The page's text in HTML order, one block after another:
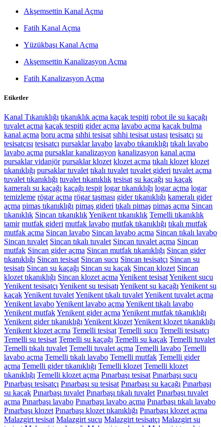
Akşemsettin Kanal Açma
Fatih Kanal Açma
Yüzükbaşı Kanal Açma
Akşemsettin Kanalizasyon Açma
Fatih Kanalizasyon Açma
Etiketler
Kanal Tıkanıklığı tıkanıklık açma kaçak tespiti robot ile su kaçağı
tuvalet açma kaçak tespiti gider açma lavabo açma kaçak bulma
kanal açma boru açma sıhhi tesisat sıhhi tesisat ustası tesisatçı su
tesisatçısı tesisatçı pursaklar lavabo lavabo tıkanıklığı tıkalı lavabo
lavabo açma pursaklar kanalizasyon kanalizasyon kanal açma
pursaklar vidanjör pursaklar klozet klozet açma tıkalı klozet klozet
tıkanıklığı pursaklar tuvalet tıkalı tuvalet tuvalet gideri tuvalet açma
tuvalet tıkanıklığı tuvalet tıkanıklık tesisat su kaçağı su kaçak
kameralı su kaçağı kaçağı tespit logar tıkanıklığı logar açma logar
temizleme rögar açma rögar taşması gider tıkanıklığı kameralı gider
açma pimaş tıkanıklığı pimaş gideri tıkalı pimaş pimaş açma Sincan
tıkanıklık Sincan tıkanıklıkYenikent tıkanıklık Temelli tıkanıklık
tamir mutfak gideri mutfak lavabo mutfak tıkanıklığı tıkalı mutfak
mutfak açma Sincan lavabo Sincan lavabo açma Sincan tıkalı lavabo
Sincan tuvalet Sincan tıkalı tuvalet Sincan tuvalet açma Sincan
mutfak Sincan gider açma Sincan mutfak tıkanıklığı Sincan gider
tıkanıklığı Sincan tesisat Sincan sucu Sincan tesisatçı Sincan su
tesisatı Sincan su kaçağı Sincan su kaçak Sincan klozet Sincan
klozet tıkanıklığı Sincan klozet açma Yenikent tesisatYenikent sucu
Yenikent tesisatçı Yenikent su tesisatı Yenikent su kaçağı Yenikent su
kaçakYenikent tuvaletYenikent tıkalı tuvaletYenikent tuvalet açma
Yenikent lavaboYenikent lavabo açma Yenikent tıkalı lavabo
Yenikent mutfakYenikent gider açma Yenikent mutfak tıkanıklığı
Yenikent gider tıkanıklığı Yenikent klozetYenikent klozet tıkanıklığı
Yenikent klozet açma Temelli tesisat Temelli sucu Temelli tesisatçı
Temelli su tesisat Temelli su kaçağı Temelli su kaçak Temelli tuvalet
Temelli tıkalı tuvalet Temelli tuvalet açma Temelli lavabo Temelli
lavabo açma Temelli tıkalı lavabo Temelli mutfak Temelli gider
açma Temelli gider tıkanıklığı Temelli klozet Temelli klozet
tıkanıklığı Temelli klozet açma Pınarbaşı tesisat Pınarbaşı sucu
Pınarbaşı tesisatçı Pınarbaşı su tesisat Pınarbaşı su kaçağı Pınarbaşı
su kaçak Pınarbaşı tuvalet Pınarbaşı tıkalı tuvalet Pınarbaşı tuvalet
açma Pınarbaşı lavabo Pınarbaşı lavabo açma Pınarbaşı tıkalı lavabo
Pınarbaşı klozet Pınarbaşı klozet tıkanıklığı Pınarbaşı klozet açma
Malazgirt tesisat Malazgirt sucu Malazgirt tesisatçı Malazgirt su